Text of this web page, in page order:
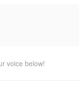
voice below!